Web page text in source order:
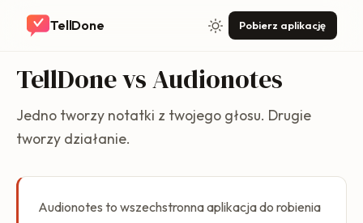
TellDone Pobierz aplikację
TellDone vs Audionotes
Jedno tworzy notatki z twojego głosu. Drugie
tworzy działanie.
Audionotes to wszechstronna aplikacja do robienia